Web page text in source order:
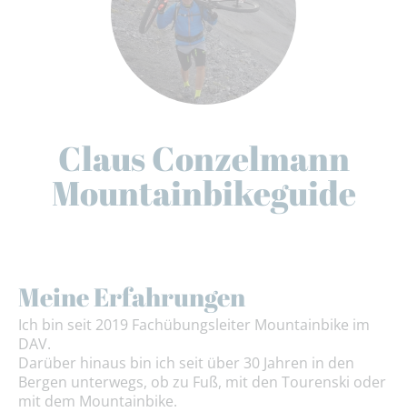
Claus Conzelmann
Mountainbikeguide
Meine Erfahrungen
Ich bin seit 2019 Fachübungsleiter Mountainbike im
DAV.
Darüber hinaus bin ich seit über 30 Jahren in den
Bergen unterwegs, ob zu Fuß, mit den Tourenski oder
mit dem Mountainbike.